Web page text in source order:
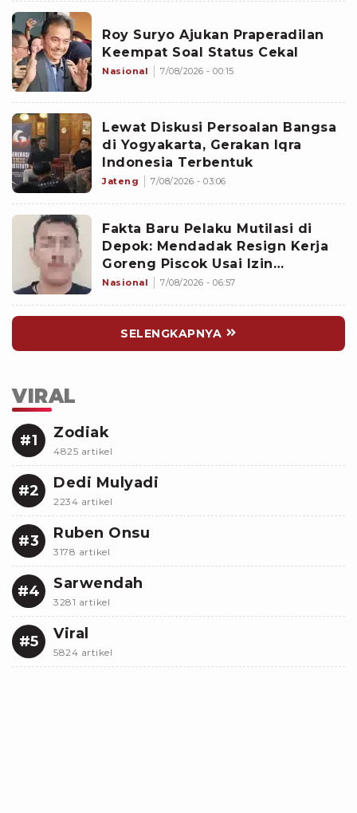
Roy Suryo Ajukan Praperadilan
Keempat Soal Status Cekal
Nasional 7/08/2026 - 00:15
Lewat Diskusi Persoalan Bangsa
di Yogyakarta, Gerakan Iqra
Indonesia Terbentuk
Jateng 7/08/2026 - 03:06
Fakta Baru Pelaku Mutilasi di
Depok: Mendadak Resign Kerja
Goreng Piscok Usai Izin
Interview di Mal
Nasional 7/08/2026 - 06:57
SELENGKAPNYA
VIRAL
#1 Zodiak
4825 artikel
#2 Dedi Mulyadi
2234 artikel
#3 Ruben Onsu
3178 artikel
#4 Sarwendah
3281 artikel
#5 Viral
5824 artikel